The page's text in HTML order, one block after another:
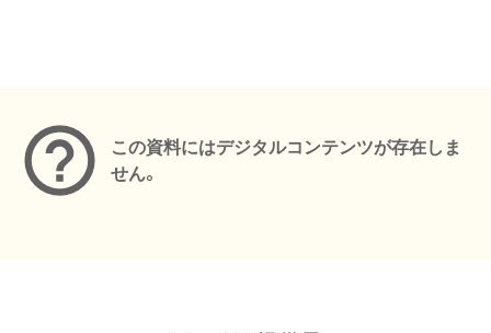
この資料にはデジタルコンテンツが存在しま
せん。